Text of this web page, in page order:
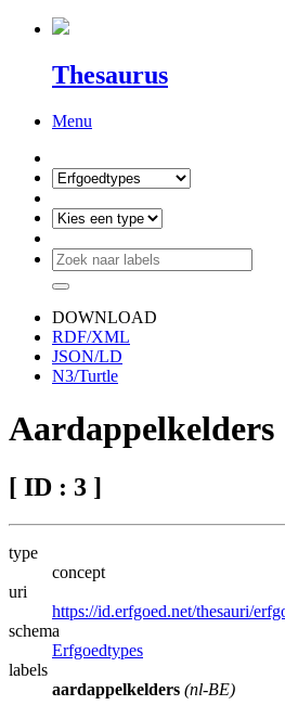
Thesaurus
Menu
DOWNLOAD
RDF/XML
JSON/LD
N3/Turtle
Aardappelkelders
[ ID : 3 ]
type
concept
uri
https://id.erfgoed.net/thesauri/
schema
Erfgoedtypes
labels
aardappelkelders (nl-BE)